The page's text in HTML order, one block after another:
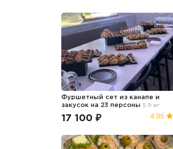
Фуршетный сет из канапе и
закусок на 23 персоны5.9 кг
17 100 ₽ 4.96